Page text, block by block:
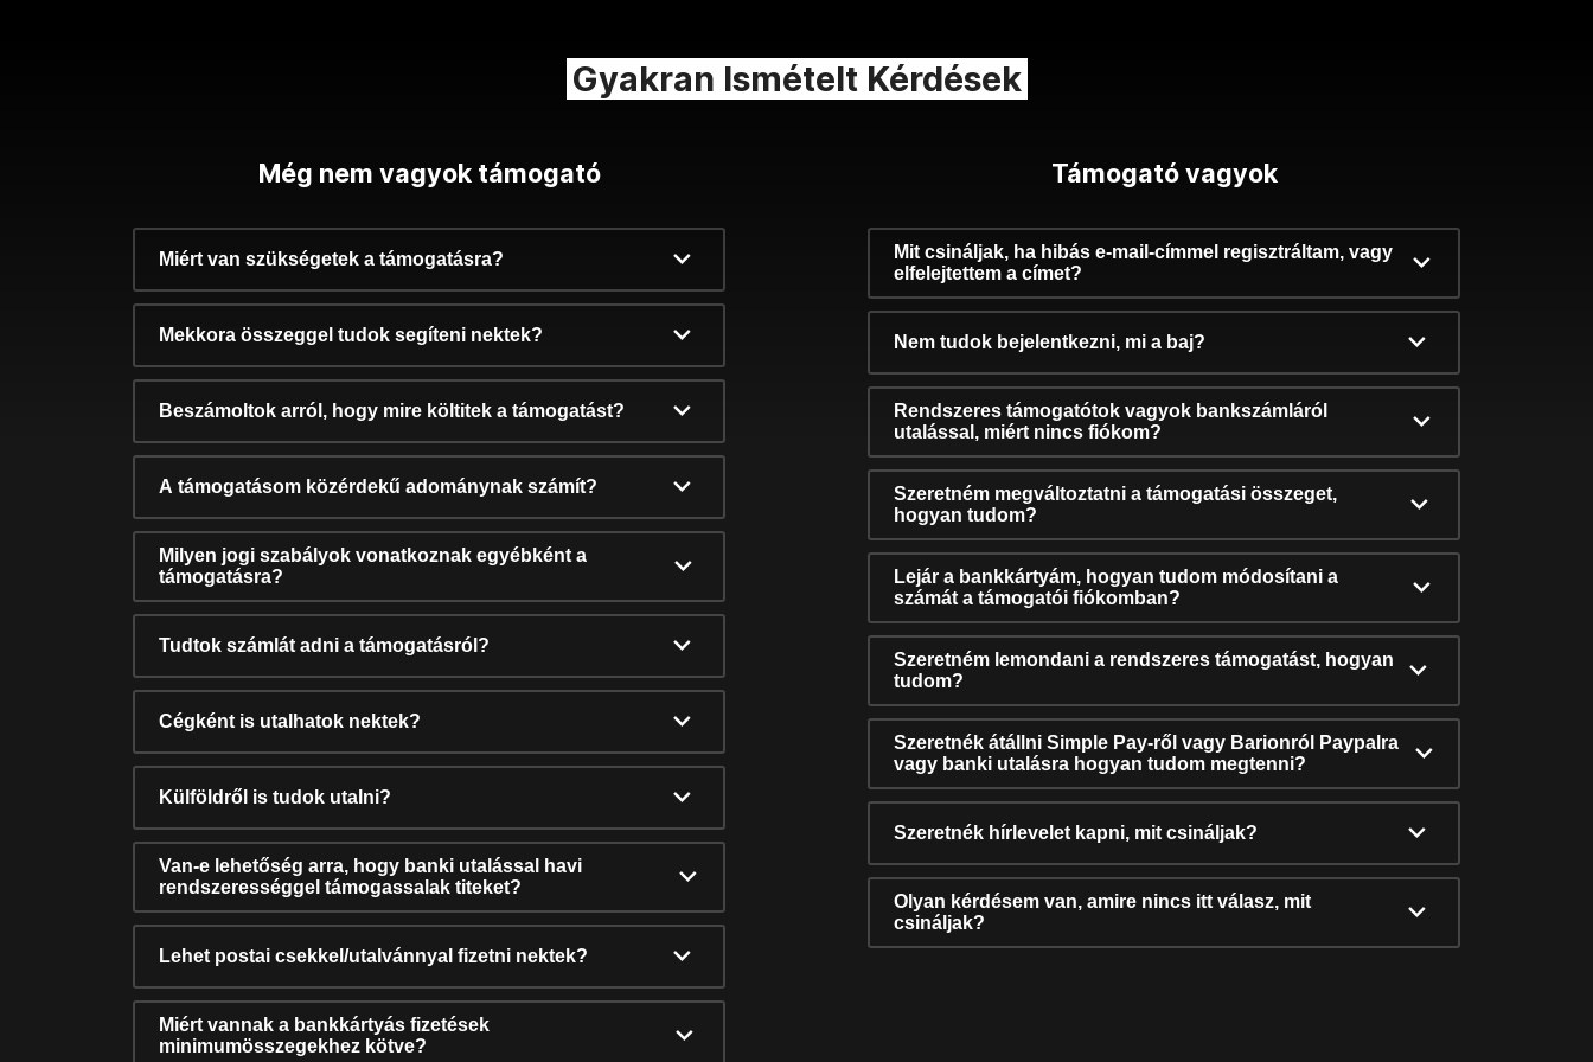
Gyakran Ismételt Kérdések
Még nem vagyok támogató
Miért van szükségetek a támogatásra?
Mekkora összeggel tudok segíteni nektek?
Beszámoltok arról, hogy mire költitek a támogatást?
A támogatásom közérdekű adománynak számít?
Milyen jogi szabályok vonatkoznak egyébként a
támogatásra?
Tudtok számlát adni a támogatásról?
Cégként is utalhatok nektek?
Külföldről is tudok utalni?
Van-e lehetőség arra, hogy banki utalással havi
rendszerességgel támogassalak titeket?
Lehet postai csekkel/utalvánnyal fizetni nektek?
Miért vannak a bankkártyás fizetések
minimumösszegekhez kötve?
Támogató vagyok
Mit csináljak, ha hibás e-mail-címmel regisztráltam, vagy
elfelejtettem a címet?
Nem tudok bejelentkezni, mi a baj?
Rendszeres támogatótok vagyok bankszámláról
utalással, miért nincs fiókom?
Szeretném megváltoztatni a támogatási összeget,
hogyan tudom?
Lejár a bankkártyám, hogyan tudom módosítani a
számát a támogatói fiókomban?
Szeretném lemondani a rendszeres támogatást, hogyan
tudom?
Szeretnék átállni Simple Pay-ről vagy Barionról Paypalra
vagy banki utalásra hogyan tudom megtenni?
Szeretnék hírlevelet kapni, mit csináljak?
Olyan kérdésem van, amire nincs itt válasz, mit
csináljak?